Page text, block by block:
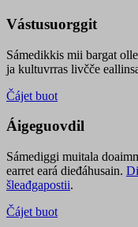
Vástusuorggit
Sámedikkis mii bargat
ja kultuvrras livčče
Čájet buot
Áigeguovdil
Sámediggi muitala
earret eará dieđáhusain.
šleađgapostii.
Čájet buot